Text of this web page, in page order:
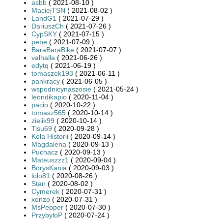
asbb ( 2021-08-10 )
MaciejTSN ( 2021-08-02 )
LandG1 ( 2021-07-29 )
DariuszCh ( 2021-07-26 )
CypSKY ( 2021-07-15 )
pebe ( 2021-07-09 )
BaraBaraBike ( 2021-07-07 )
valhalla ( 2021-06-26 )
edytq ( 2021-06-19 )
tomaszek193 ( 2021-06-11 )
pankracy ( 2021-06-05 )
wspodnicynaszosie ( 2021-05-24 )
leondikapio ( 2020-11-04 )
pacio ( 2020-10-22 )
tomasz565 ( 2020-10-14 )
zielik99 ( 2020-10-14 )
Tisu69 ( 2020-09-28 )
Koła Historii ( 2020-09-14 )
Magdalena ( 2020-09-13 )
Puchacz ( 2020-09-13 )
Mateuszzz1 ( 2020-09-04 )
BorysKania ( 2020-09-03 )
lolo81 ( 2020-08-26 )
Stan ( 2020-08-02 )
Cymerek ( 2020-07-31 )
xenzo ( 2020-07-31 )
MsPepper ( 2020-07-30 )
PrzybyloP ( 2020-07-24 )